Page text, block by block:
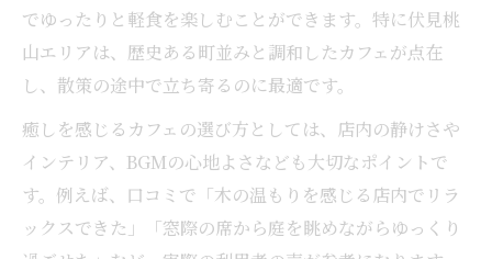
南区・伏見区の駐車場完備カフェ活用術
車で行けるカフェで楽しむ軽食ランチ体験
カフェ利用時の駐車場情報の調べ方を解説
今話題のカフェ軽食メニューを堪能する
南区カフェの注目軽食メニューをチェック
伏見区カフェで味わう最新の軽食トレンド
カフェ軽食のおすすめメニューと選び方
でゆったりと軽食を楽しむことができます。特に伏見桃
山エリアは、歴史ある町並みと調和したカフェが点在
し、散策の途中で立ち寄るのに最適です。
癒しを感じるカフェの選び方としては、店内の静けさや
インテリア、BGMの心地よさなども大切なポイントで
す。例えば、口コミで「木の温もりを感じる店内でリラ
ックスできた」「窓際の席から庭を眺めながらゆっくり